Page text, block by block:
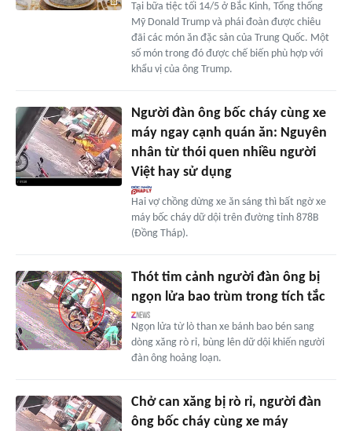
Tại bữa tiệc tối 14/5 ở Bắc Kinh, Tổng thống
Mỹ Donald Trump và phái đoàn được chiêu
đãi các món ăn đặc sản của Trung Quốc. Một
số món trong đó được chế biến phù hợp với
khẩu vị của ông Trump.
Người đàn ông bốc cháy cùng xe
máy ngay cạnh quán ăn: Nguyên
nhân từ thói quen nhiều người
Việt hay sử dụng
Hai vợ chồng dừng xe ăn sáng thì bất ngờ xe
máy bốc cháy dữ dội trên đường tỉnh 878B
(Đồng Tháp).
Thót tim cảnh người đàn ông bị
ngọn lửa bao trùm trong tích tắc
Ngọn lửa từ lò than xe bánh bao bén sang
dòng xăng rò rỉ, bùng lên dữ dội khiến người
đàn ông hoảng loạn.
Chở can xăng bị rò rỉ, người đàn
ông bốc cháy cùng xe máy